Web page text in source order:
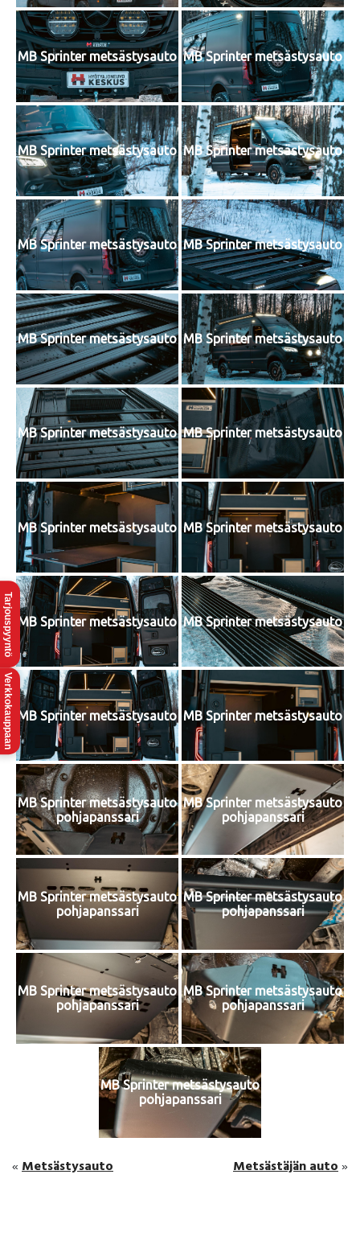
MB Sprinter metsästysauto MB Sprinter metsästysauto
MB Sprinter metsästysauto MB Sprinter metsästysauto
MB Sprinter metsästysauto MB Sprinter metsästysauto
MB Sprinter metsästysauto MB Sprinter metsästysauto
MB Sprinter metsästysauto MB Sprinter metsästysauto
MB Sprinter metsästysauto MB Sprinter metsästysauto
MB Sprinter metsästysauto MB Sprinter metsästysauto
MB Sprinter metsästysauto MB Sprinter metsästysauto
MB Sprinter metsästysauto
pohjapanssari
MB Sprinter metsästysauto
pohjapanssari
MB Sprinter metsästysauto
pohjapanssari
MB Sprinter metsästysauto
pohjapanssari
MB Sprinter metsästysauto
pohjapanssari
MB Sprinter metsästysauto
pohjapanssari
MB Sprinter metsästysauto
pohjapanssari
« Metsästysauto Metsästäjän auto »
Tarjouspyyntö
Verkkokauppaan